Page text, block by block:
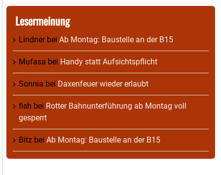
Lesermeinung
Lindnerbei Ab Montag: Baustelle an der B15
Mufasa bei Handy statt Aufsichtspflicht
Sonnia bei Daxenfeuer wieder erlaubt
fish bei Rotter Bahnunterführung ab Montag voll
gesperrt
Bitz bei Ab Montag: Baustelle an der B15